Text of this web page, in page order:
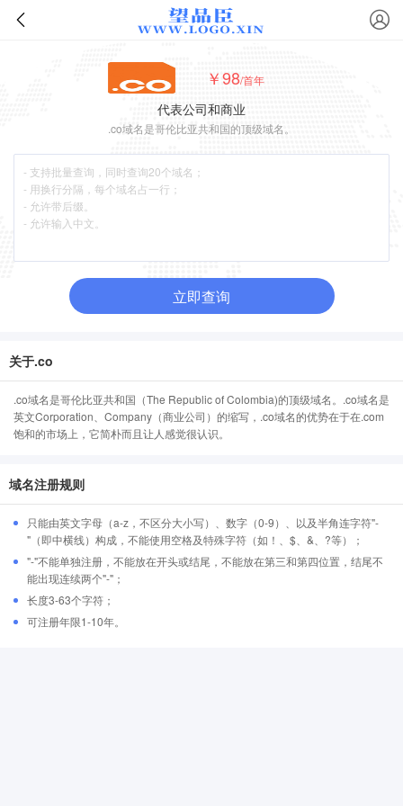
￥98/首年
代表公司和商业
.co域名是哥伦比亚共和国的顶级域名。
立即查询
关于.co
.co域名是哥伦比亚共和国（The Republic of Colombia)的顶级域名。.co域名是
英文Corporation、Company（商业公司）的缩写，.co域名的优势在于在.com
饱和的市场上，它简朴而且让人感觉很认识。
域名注册规则
只能由英文字母（a-z，不区分大小写）、数字（0-9）、以及半角连字符"-
"（即中横线）构成，不能使用空格及特殊字符（如！、$、&、?等）；
"-"不能单独注册，不能放在开头或结尾，不能放在第三和第四位置，结尾不
能出现连续两个"-"；
长度3-63个字符；
可注册年限1-10年。